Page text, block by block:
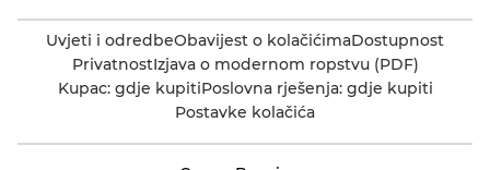
Uvjeti i odredbeObavijest o kolačićimaDostupnost
PrivatnostIzjava o modernom ropstvu (PDF)
Kupac: gdje kupitiPoslovna rješenja: gdje kupiti
Postavke kolačića